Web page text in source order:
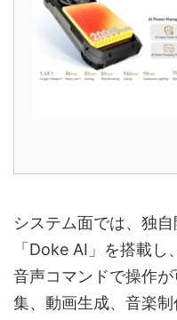
システム面では、独
「Doke AI」を搭載
音声コマンドで操作
集、動画生成、音楽